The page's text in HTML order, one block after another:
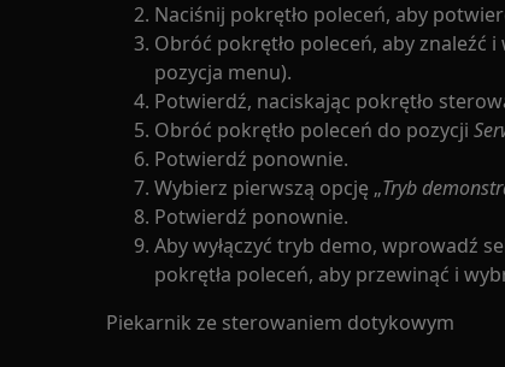
Naciśnij pokrętło poleceń, aby
Obróć pokrętło poleceń, aby znaleźć i
pozycja menu).
Potwierdź, naciskając pokrętło
Obróć pokrętło poleceń do pozycji
Potwierdź ponownie.
Wybierz pierwszą opcję „Tryb
Potwierdź ponownie.
Aby wyłączyć tryb demo, wprowadź
pokrętła poleceń, aby przewinąć i
Piekarnik ze sterowaniem dotykowym